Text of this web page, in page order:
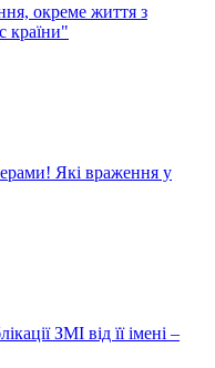
окреме життя з
країни"
Які враження у
ЗМІ від її імені –